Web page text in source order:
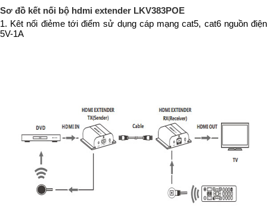
Sơ đồ kết nối bộ hdmi extender LKV383POE
1. Kêt nối điẻme tới điểm sử dụng cáp mạng cat5, cat6 nguồn điện
5V-1A